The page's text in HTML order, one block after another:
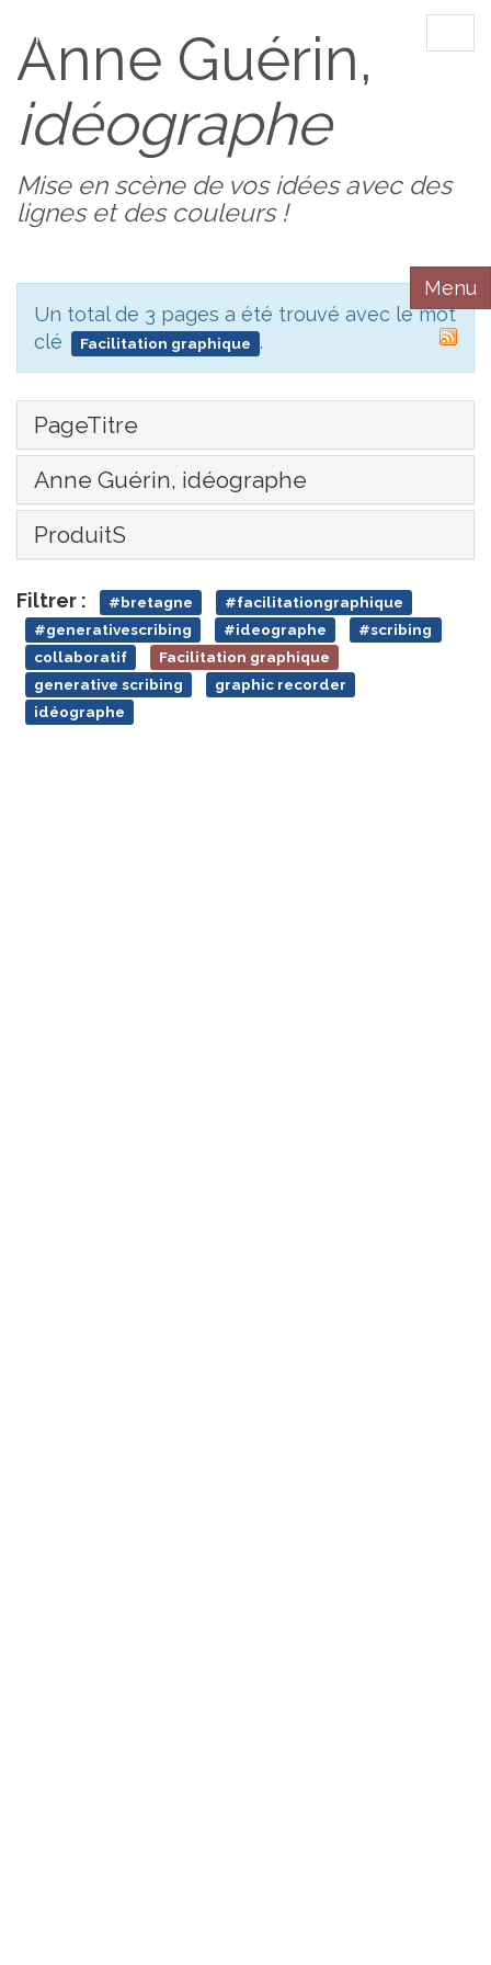
AnnedeBZH
Anne Guérin,
idéographe
Mise en scène de vos idées avec des
lignes et des couleurs !
Menu
Un total de 3 pages a été trouvé avec le mot
clé
Facilitation graphique .
PageTitre
Anne Guérin, idéographe
ProduitS
Filtrer : #bretagne
#facilitationgraphique
#generativescribing
#ideographe
#scribing
collaboratif
Facilitation graphique
generative scribing
graphic recorder
idéographe